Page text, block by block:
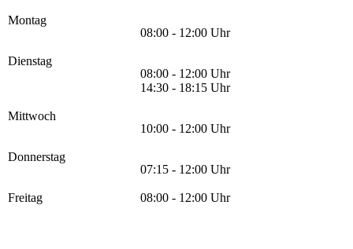
Montag
08:00 - 12:00 Uhr
Dienstag
08:00 - 12:00 Uhr
14:30 - 18:15 Uhr
Mittwoch
10:00 - 12:00 Uhr
Donnerstag
07:15 - 12:00 Uhr
Freitag 08:00 - 12:00 Uhr